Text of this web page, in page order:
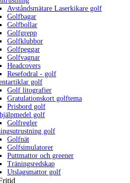
Avståndsmätare Laserkikare golf
Golfbagar
Golfbollar
Golfgrepp
Golfklubbor
Golfpeggar
Golfvagnar
Headcovers
Resefodral - golf
golf
Golf litografier
Gratulationskort golftema
Prisbord golf
golf
Golfregler
golf
Golfnät
Golfsimulatorer
Puttmattor och greener
Träningsredskap
Utslagsmattor golf